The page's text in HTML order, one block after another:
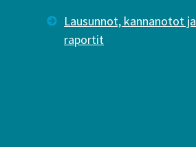
Lausunnot, kannanotot ja
raportit